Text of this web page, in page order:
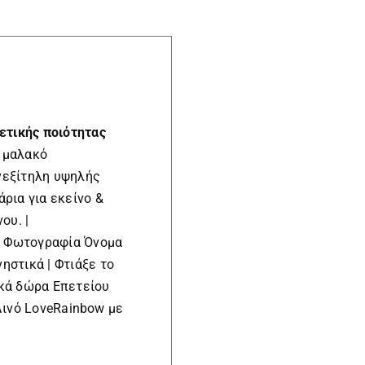
ποιότητας
υψηλής
για εκείνο &
|
Φωτογραφία Όνομα
| Φτιάξε το
δώρα Επετείου
LoveRainbow με